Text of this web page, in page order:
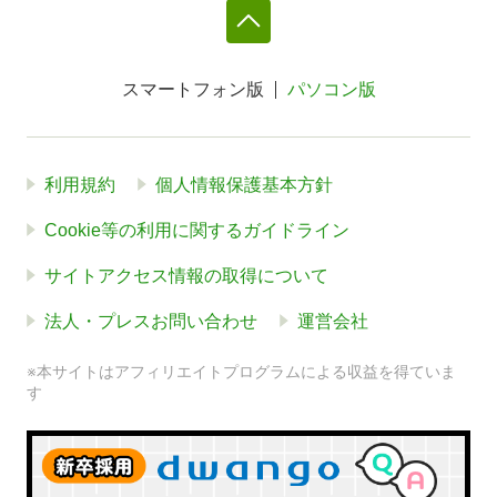
スマートフォン版 パソコン版
利用規約 個人情報保護基本方針
Cookie等の利用に関するガイドライン
サイトアクセス情報の取得について
法人・プレスお問い合わせ 運営会社
※本サイトはアフィリエイトプログラムによる収益を得ていま
す